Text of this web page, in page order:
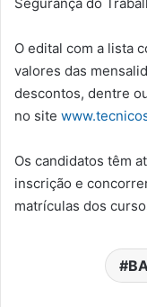
O edital com a lista
valores das
descontos, dentre
no site
Os candidatos têm
inscrição e
matrículas dos